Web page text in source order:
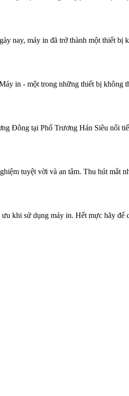
máy in đã trở thành một thiết bị
in - một trong những thiết bị không
Đông tại Phố Trương Hán Siêu nổi
tuyệt vời và an tâm. Thu hút
khi sử dụng máy in. Hết mực hãy